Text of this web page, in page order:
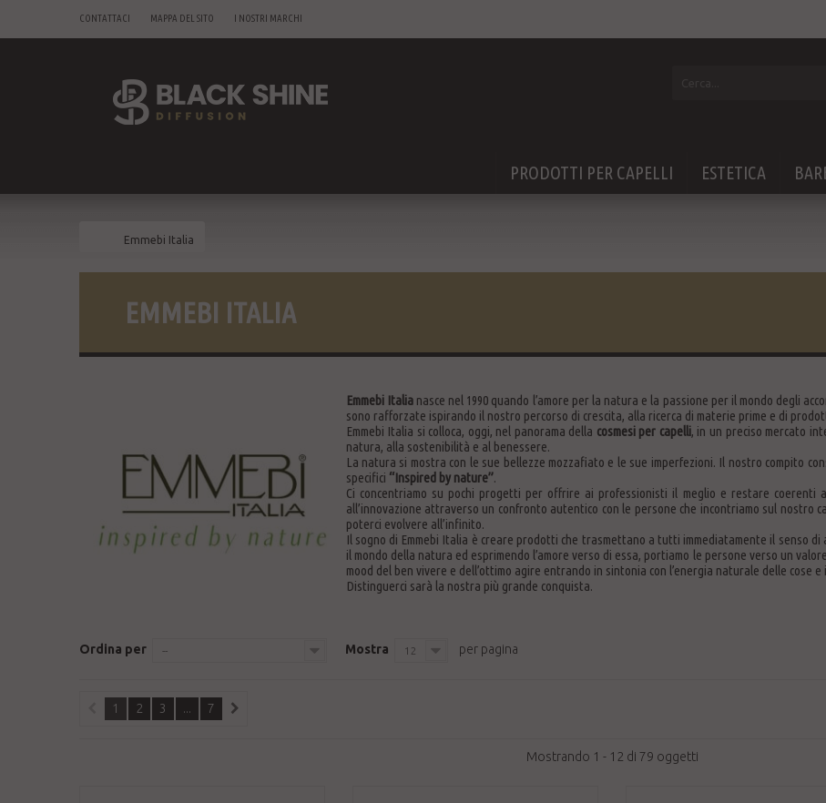
CONTATTACI MAPPA DEL SITO I NOSTRI MARCHI
ESTETICA
PRODOTTI PER CAPELLI
Emmebi Italia
EMMEBI ITALIA
Emmebi Italianasce nel 1990 quando l’amore per la natura e la passione per il mondo degli
sono rafforzate ispirando il nostro percorso di crescita, alla ricerca di materie prime e di
Emmebi Italia si colloca, oggi, nel panorama della cosmesi per capelli, in un preciso mercato
natura, alla sostenibilità e al benessere.
La natura si mostra con le sue bellezze mozzafiato e le sue imperfezioni. Il nostro compito
specifici “Inspired by nature”.
Ci concentriamo su pochi progetti per offrire ai professionisti il meglio e restare
all’innovazione attraverso un confronto autentico con le persone che incontriamo sul nostro
poterci evolvere all’infinito.
Il sogno di Emmebi Italia è creare prodotti che trasmettano a tutti immediatamente il senso di
il mondo della natura ed esprimendo l’amore verso di essa, portiamo le persone verso un
mood del ben vivere e dell’ottimo agire entrando in sintonia con l’energia naturale delle cose
Distinguerci sarà la nostra più grande conquista.
Ordina per -- Mostra 12 per pagina
1 2 3 ... 7
Mostrando 1 - 12 di 79 oggetti